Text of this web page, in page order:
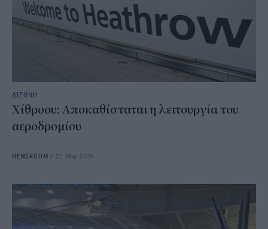
ΔΙΕΘΝΗ
Χίθροου: Αποκαθίσταται η λειτουργία του
αεροδρομίου
NEWSROOM / 22 Μαρ 2025